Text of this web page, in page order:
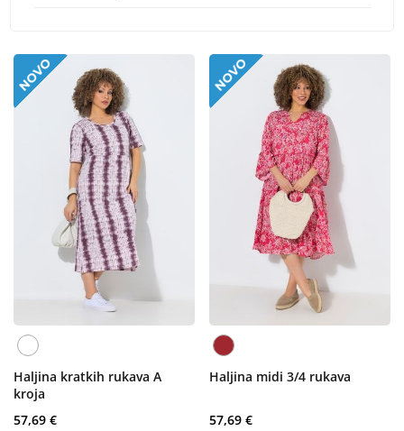
Haljina kratkih rukava A
kroja
57,69 €
Haljina midi 3/4 rukava
57,69 €